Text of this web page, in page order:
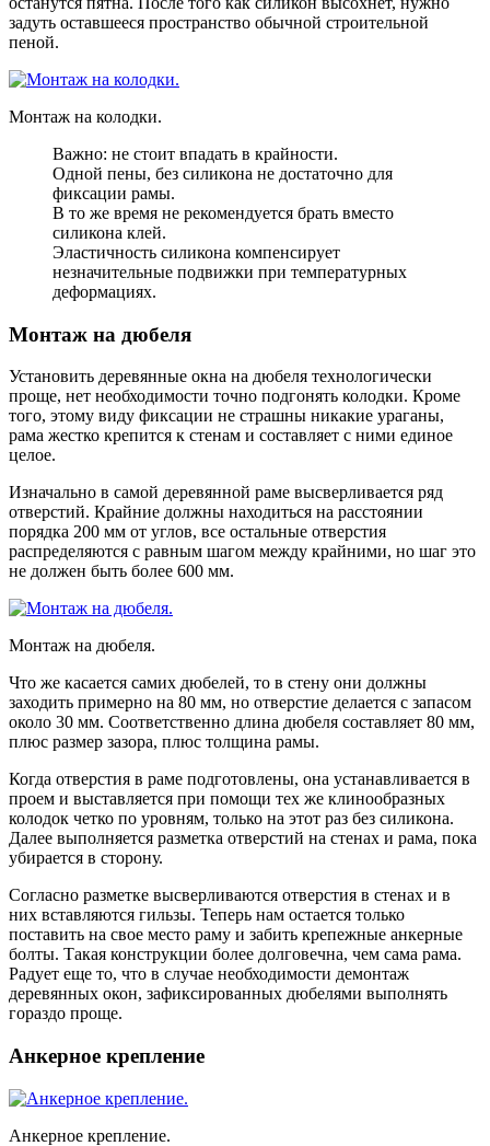
задуть оставшееся пространство обычной строительной
пеной.
Монтаж на колодки.
Важно: не стоит впадать в крайности.
Одной пены, без силикона не достаточно для
фиксации рамы.
В то же время не рекомендуется брать вместо
силикона клей.
Эластичность силикона компенсирует
незначительные подвижки при температурных
деформациях.
Монтаж на дюбеля
Установить деревянные окна на дюбеля технологически
проще, нет необходимости точно подгонять колодки. Кроме
того, этому виду фиксации не страшны никакие ураганы,
рама жестко крепится к стенам и составляет с ними единое
целое.
Изначально в самой деревянной раме высверливается ряд
отверстий. Крайние должны находиться на расстоянии
порядка 200 мм от углов, все остальные отверстия
распределяются с равным шагом между крайними, но шаг это
не должен быть более 600 мм.
Монтаж на дюбеля.
Что же касается самих дюбелей, то в стену они должны
заходить примерно на 80 мм, но отверстие делается с запасом
около 30 мм. Соответственно длина дюбеля составляет 80 мм,
плюс размер зазора, плюс толщина рамы.
Когда отверстия в раме подготовлены, она устанавливается в
проем и выставляется при помощи тех же клинообразных
колодок четко по уровням, только на этот раз без силикона.
Далее выполняется разметка отверстий на стенах и рама, пока
убирается в сторону.
Согласно разметке высверливаются отверстия в стенах и в
них вставляются гильзы. Теперь нам остается только
поставить на свое место раму и забить крепежные анкерные
болты. Такая конструкции более долговечна, чем сама рама.
Радует еще то, что в случае необходимости демонтаж
деревянных окон, зафиксированных дюбелями выполнять
гораздо проще.
Анкерное крепление
Анкерное крепление.